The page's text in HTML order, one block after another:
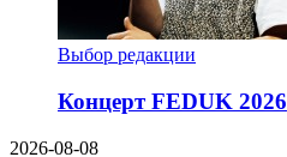
Выбор редакции
Концерт FEDUK 2026
2026-08-08